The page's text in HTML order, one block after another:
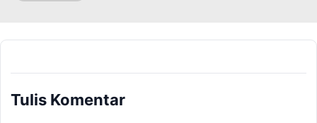
Tulis Komentar